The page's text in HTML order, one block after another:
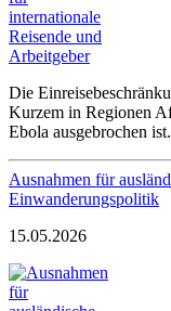
Die
Kurzem in Regionen
Ebola ausgebrochen ist.
Ausnahmen für
Einwanderungspolitik
15.05.2026